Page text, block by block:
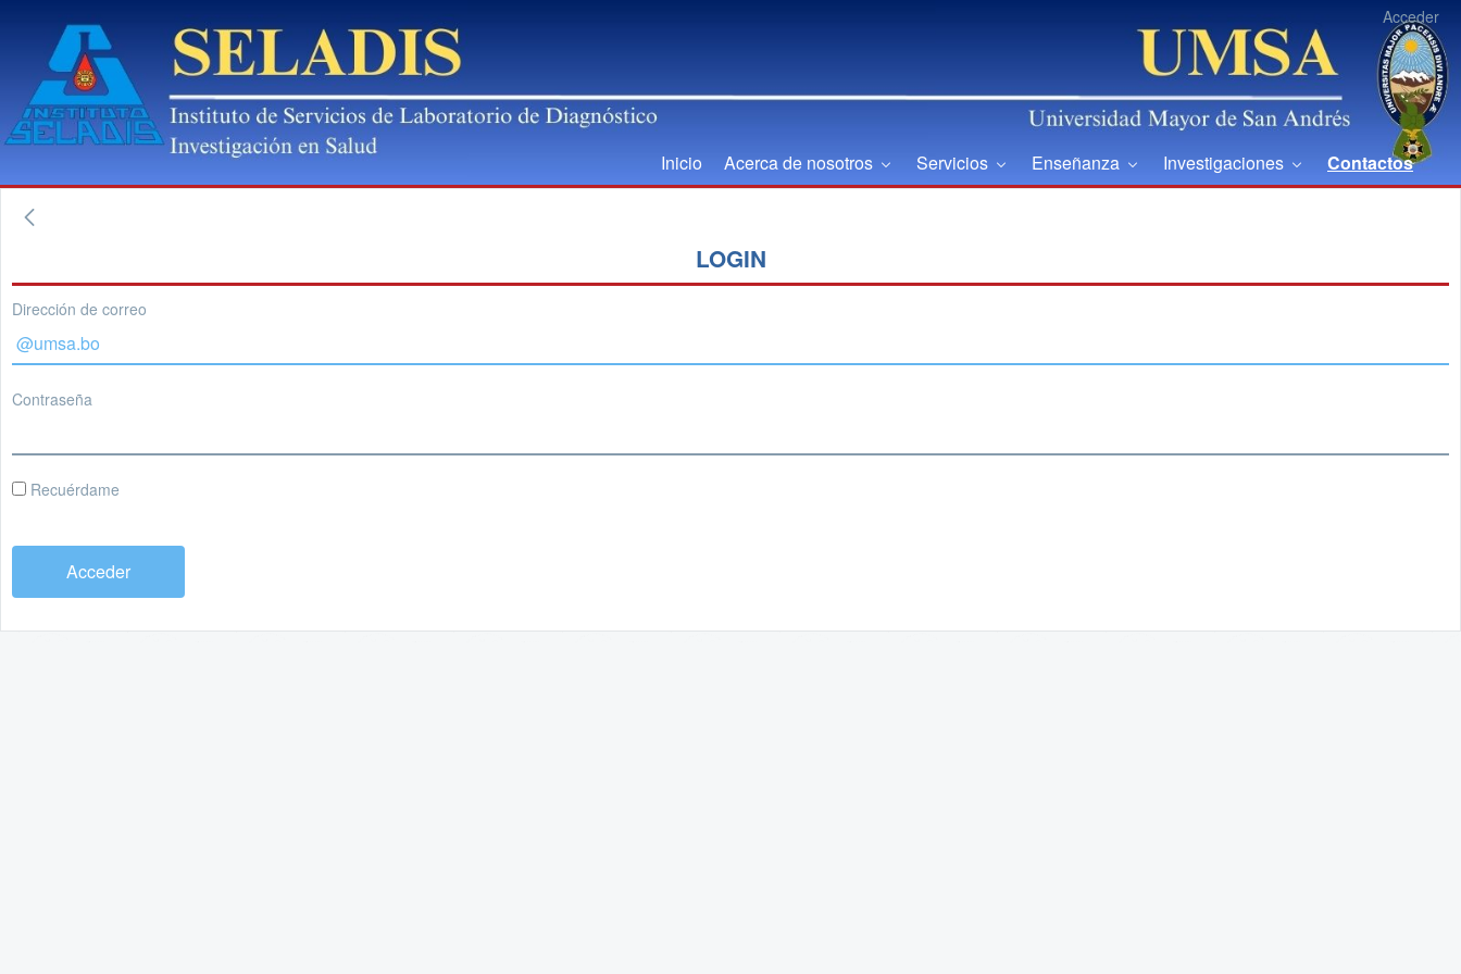
Acceder
Inicio Acerca de nosotros Servicios Enseñanza Investigaciones Contactos
LOGIN
Dirección de correo
Contraseña
Recuérdame
Acceder